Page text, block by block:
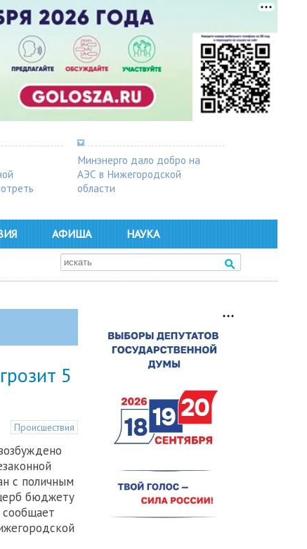
Минэнерго дало добро на
АЭС в Нижегородской
области
АФИША НАУКА
5
Происшествия
с поличным
бюджету
сообщает